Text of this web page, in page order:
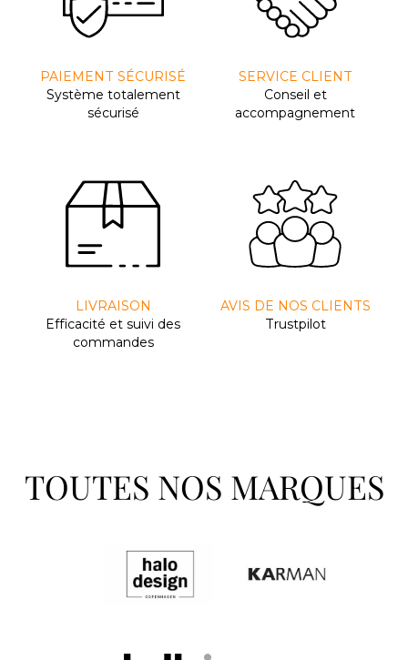
PAIEMENT SÉCURISÉ
Système totalement
sécurisé
SERVICE CLIENT
Conseil et
accompagnement
LIVRAISON
Efﬁcacité et suivi des
commandes
AVIS DE NOS CLIENTS
Trustpilot
TOUTES NOS MARQUES